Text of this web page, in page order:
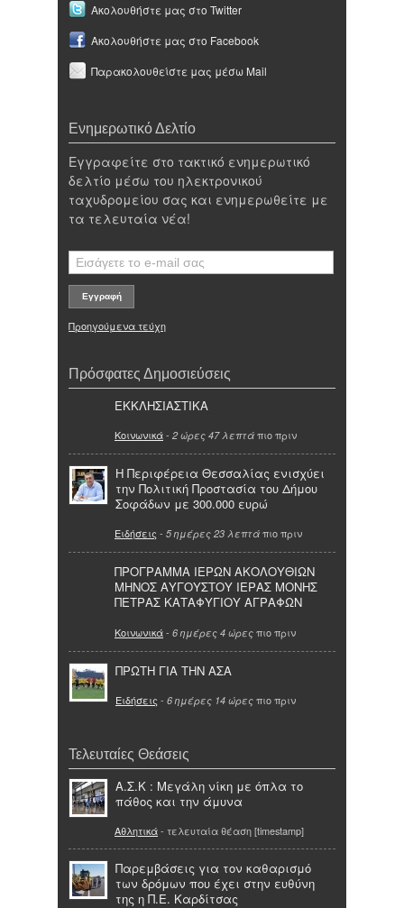
Ακολουθήστε μας στο Twitter
Ακολουθήστε μας στο Facebook
Παρακολουθείστε μας μέσω Mail
Ενημερωτικό Δελτίο
Εγγραφείτε στο τακτικό ενημερωτικό
δελτίο μέσω του ηλεκτρονικού
ταχυδρομείου σας και ενημερωθείτε με
τα τελευταία νέα!
Προηγούμενα τεύχη
Πρόσφατες Δημοσιεύσεις
ΕΚΚΛΗΣΙΑΣΤΙΚΑ
Κοινωνικά- 2 ώρες 47 λεπτά πιο πριν
Η Περιφέρεια Θεσσαλίας ενισχύει
την Πολιτική Προστασία του Δήμου
Σοφάδων με 300.000 ευρώ
Ειδήσεις - 5 ημέρες 23 λεπτά πιο πριν
ΠΡΟΓΡΑΜΜΑ ΙΕΡΩΝ ΑΚΟΛΟΥΘΙΩΝ
ΜΗΝΟΣ ΑΥΓΟΥΣΤΟΥ ΙΕΡΑΣ ΜΟΝΗΣ
ΠΕΤΡΑΣ ΚΑΤΑΦΥΓΙΟΥ ΑΓΡΑΦΩΝ
Κοινωνικά- 6 ημέρες 4 ώρες πιο πριν
ΠΡΩΤΗ ΓΙΑ ΤΗΝ ΑΣΑ
Ειδήσεις - 6 ημέρες 14 ώρες πιο πριν
Τελευταίες Θεάσεις
Α.Σ.Κ : Μεγάλη νίκη με όπλα το
πάθος και την άμυνα
Αθλητικά- τελευταία θέαση [timestamp]
Παρεμβάσεις για τον καθαρισμό
των δρόμων που έχει στην ευθύνη
της η Π.Ε. Καρδίτσας